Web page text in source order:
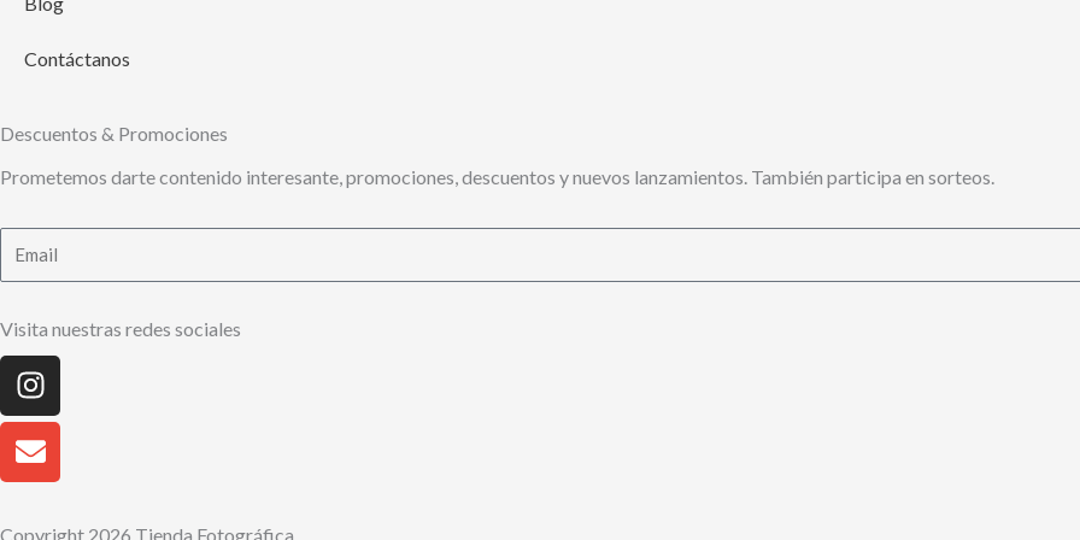
Contáctanos
Descuentos & Promociones
Prometemos darte contenido interesante, promociones, descuentos y nuevos lanzamientos. También participa en sorteos.
Email
Visita nuestras redes sociales
Instagram
Envelope
Copyright 2026 Tienda Fotográfica